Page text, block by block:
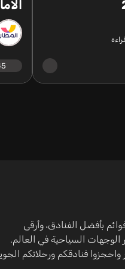
بأفضل الفنادق، وأرقى
السياحية في العالم.
فنادقكم ورحلاتكم